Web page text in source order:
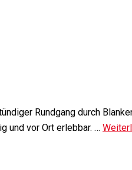
Rundgang durch
und vor Ort erlebbar. …